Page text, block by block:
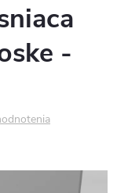
-